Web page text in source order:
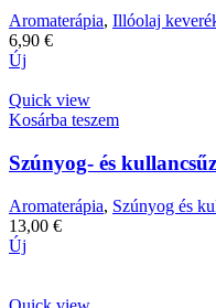
Aromaterápia, Illóolaj
6,90 €
Új
Quick view
Kosárba teszem
Szúnyog- és
Aromaterápia, Szúnyog és
13,00 €
Új